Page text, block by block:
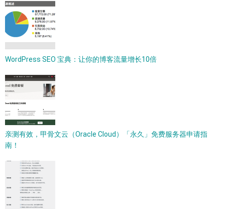
WordPress SEO 宝典：让你的博客流量增长10倍
亲测有效，甲骨文云（Oracle Cloud）「永久」免费服务器申请指
南！